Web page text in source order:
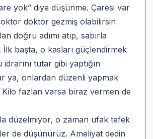
yok” diye düşünme. Çaresi var
doktor gezmiş olabilirsin
doğru adımı atıp, sabırla
İlk başta, o kasları güçlendirmek
idrarını tutar gibi yaptığın
ya, onlardan düzenli yapmak
fazlan varsa biraz vermen de
düzelmiyor, o zaman ufak tefek
de düşünürüz. Ameliyat dedin